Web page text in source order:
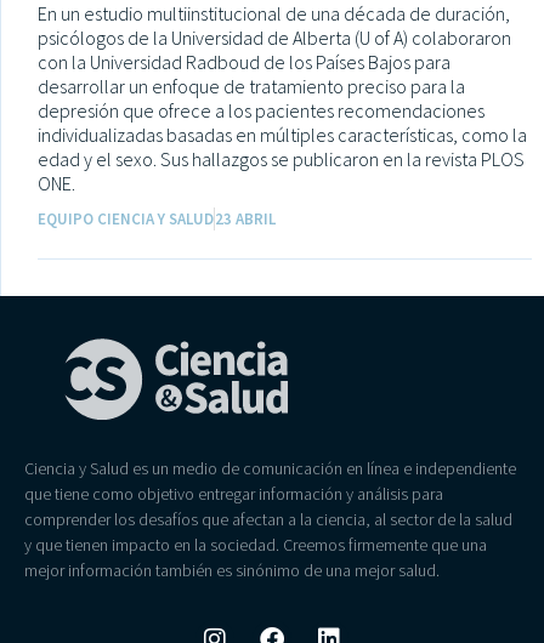
En un estudio multiinstitucional de una década de duración,
psicólogos de la Universidad de Alberta (U of A) colaboraron
con la Universidad Radboud de los Países Bajos para
desarrollar un enfoque de tratamiento preciso para la
depresión que ofrece a los pacientes recomendaciones
individualizadas basadas en múltiples características, como la
edad y el sexo. Sus hallazgos se publicaron en la revista PLOS
ONE.
EQUIPO CIENCIA Y SALUD23 ABRIL
Ciencia y Salud es un medio de comunicación en línea e independiente
que tiene como objetivo entregar información y análisis para
comprender los desafíos que afectan a la ciencia, al sector de la salud
y que tienen impacto en la sociedad. Creemos firmemente que una
mejor información también es sinónimo de una mejor salud.